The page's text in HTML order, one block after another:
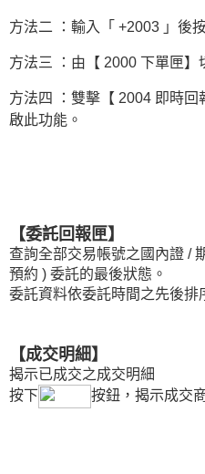
方法二 ：輸入「 +2003 」後
方法三 ：由【 2000 下單匣】
方法四 ：雙擊【 2004 即時
啟此功能。
【委託回報匣】
查詢全部交易帳號之國內證 /
預約 ) 委託的最後狀態。
委託資料依委託時間之先後排
【成交明細】
揭示已成交之成交明細
按下
按鈕，揭示成交